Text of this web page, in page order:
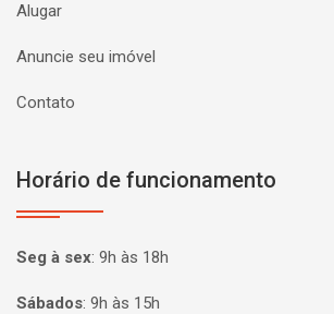
Alugar
Anuncie seu imóvel
Contato
Horário de funcionamento
Seg à sex: 9h às 18h
Sábados: 9h às 15h